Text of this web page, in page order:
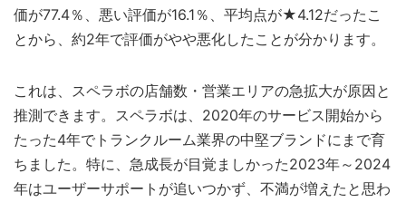
価が77.4％、悪い評価が16.1％、平均点が★4.12だったこ
とから、約2年で評価がやや悪化したことが分かります。
これは、スペラボの店舗数・営業エリアの急拡大が原因と
推測できます。スペラボは、2020年のサービス開始から
たった4年でトランクルーム業界の中堅ブランドにまで育
ちました。特に、急成長が目覚ましかった2023年～2024
年はユーザーサポートが追いつかず、不満が増えたと思わ